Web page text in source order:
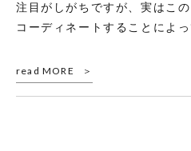
注目がしがちですが、実はこ
コーディネートすることによ
read MORE